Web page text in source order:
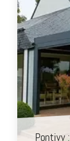
Pontivy